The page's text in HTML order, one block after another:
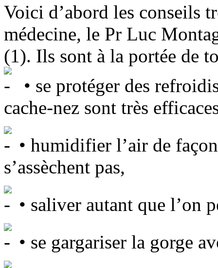
Voici d’abord les conseils
médecine, le Pr Luc
(1). Ils sont à la portée de
• se protéger des
cache-nez sont très
• humidifier l’air de
s’assèchent pas,
• saliver autant que l’on
• se gargariser la gorge